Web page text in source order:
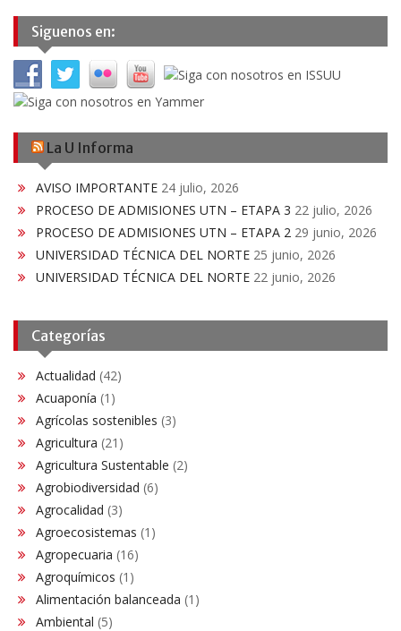
Siguenos en:
La U Informa
AVISO IMPORTANTE 24 julio, 2026
PROCESO DE ADMISIONES UTN – ETAPA 3 22 julio, 2026
PROCESO DE ADMISIONES UTN – ETAPA 2 29 junio, 2026
UNIVERSIDAD TÉCNICA DEL NORTE 25 junio, 2026
UNIVERSIDAD TÉCNICA DEL NORTE 22 junio, 2026
Categorías
Actualidad (42)
Acuaponía (1)
Agrícolas sostenibles (3)
Agricultura (21)
Agricultura Sustentable (2)
Agrobiodiversidad (6)
Agrocalidad (3)
Agroecosistemas (1)
Agropecuaria (16)
Agroquímicos (1)
Alimentación balanceada (1)
Ambiental (5)